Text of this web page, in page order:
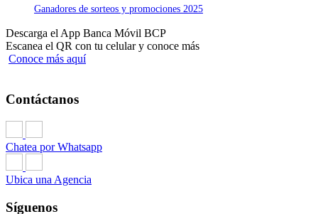
Ganadores de sorteos y promociones 2025
Descarga el App Banca Móvil BCP
Escanea el QR con tu celular y conoce más
Conoce más aquí
Contáctanos
Chatea por Whatsapp
Ubica una Agencia
Síguenos